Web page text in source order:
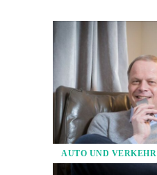
AUTO UND VERKEHR